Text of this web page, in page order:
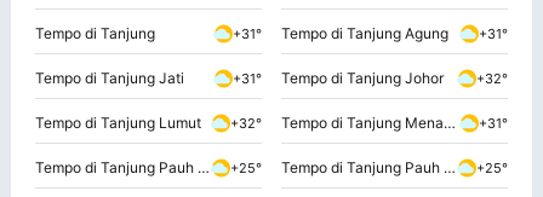
Tempo di Tanjung +31° Tempo di Tanjung Agung +31°
Tempo di Tanjung Jati +31° Tempo di Tanjung Johor +32°
Tempo di Tanjung Lumut +32° Tempo di Tanjung Menanti +31°
Tempo di Tanjung Pauh Hilir +25° Tempo di Tanjung Pauh Mudik +25°